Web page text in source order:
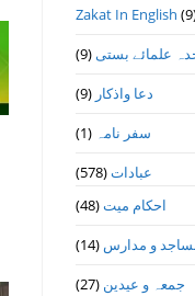
Zakat In English
علمائے بستى(9)
دعا واذكار (9)
سفر نامہ (1)
عبادات(578)
احکام میت(48)
و مدارس (14)
جمعہ و عیدین (27)